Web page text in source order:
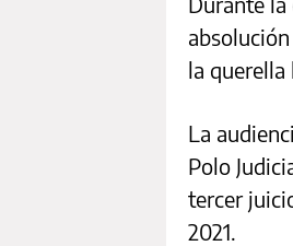
la querella
La
Polo
tercer
2021.